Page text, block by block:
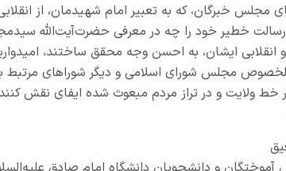
مجلس خبرگان، که به تعبیر امام شهیدمان، از
خطیر خود را چه در معرفی حضرت‌آیت‌الله
ایشان، به احسن وجه محقق ساختند،
مجلس شورای اسلامی و دیگر شوراهای مرتبط
خط ولایت و در تراز مردم مبعوث شده ایفای نقش